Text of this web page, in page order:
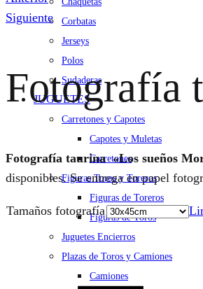
Corbatas
Jerseys
Polos
Sudaderas
JUGUETES
Carretones y Capotes
Capotes y Muletas
Carretones
Figuras Toros y Toreros
Figuras de Toreros
Figuras de Toros
Juguetes Encierros
Plazas de Toros y Camiones
Camiones
navigation
Siguiente
Fotografía
Fotografía taurina «Los sueños
disponibles. Se entrega en papel
Tamaños fotografía